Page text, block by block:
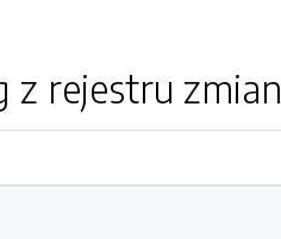
z rejestru zmian